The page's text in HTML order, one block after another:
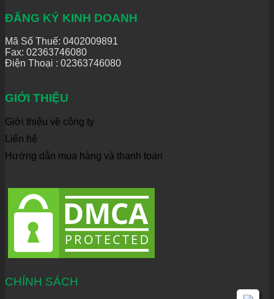
ĐĂNG KÝ KINH DOANH
Mã Số Thuế: 0402009891
Fax: 02363746080
Điện Thoại : 02363746080
GIỚI THIỆU
Giới thiệu về công ty
Liên hệ
Hướng dẫn mua hàng và thanh toán
CHÍNH SÁCH